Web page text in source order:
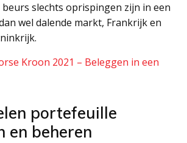
slechts oprispingen zijn in een
wel dalende markt, Frankrijk en
Kroon 2021 – Beleggen in een
portefeuille
en beheren